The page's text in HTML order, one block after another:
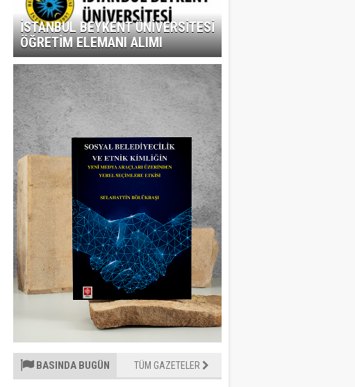
İSTANBUL BEYKENT ÜNİVERSİTESİ
ÖĞRETİM ELEMANI ALIMI
BASINDA BUGÜN TÜM GAZETELER